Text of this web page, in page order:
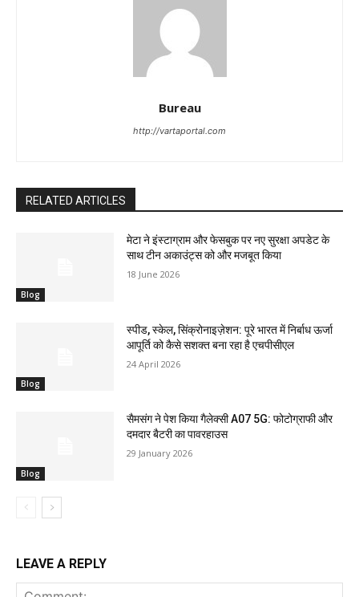
Bureau
http://vartaportal.com
RELATED ARTICLES
Blog
मेटा ने इंस्टाग्राम और फेसबुक पर नए सुरक्षा अपडेट के
साथ टीन अकाउंट्स को और मजबूत किया
18 June 2026
Blog
स्पीड, स्केल, सिंक्रोनाइज़ेशन: पूरे भारत में निर्बाध ऊर्जा
आपूर्ति को कैसे सशक्त बना रहा है एचपीसीएल
24 April 2026
Blog
सैमसंग ने पेश किया गैलेक्सी A07 5G: फोटोग्राफी और
दमदार बैटरी का पावरहाउस
29 January 2026
LEAVE A REPLY